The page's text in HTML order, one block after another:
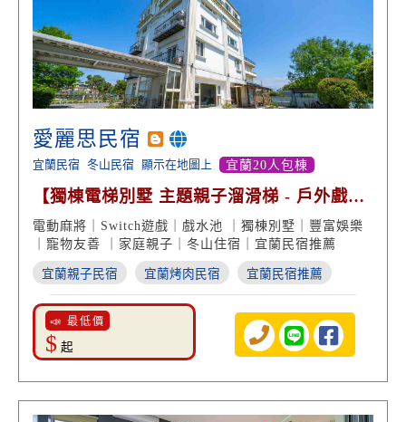
愛麗思民宿
宜蘭民宿 冬山民宿 顯示在地圖上 宜蘭20人包棟
【獨棟電梯別墅 主題親子溜滑梯 - 戶外戲水
烤肉包棟】
電動麻將｜Switch遊戲｜戲水池 ｜獨棟別墅｜豐富娛樂
｜寵物友善 ｜家庭親子｜冬山住宿｜宜蘭民宿推薦
宜蘭親子民宿 宜蘭烤肉民宿 宜蘭民宿推薦
📣 最低價
$ 起